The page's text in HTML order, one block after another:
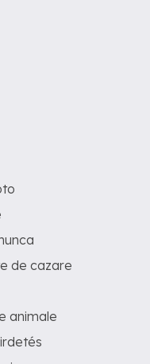
de cazare
animale